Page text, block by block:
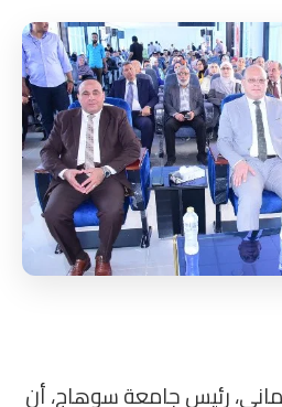
رئيس جامعة سوهاج، أن